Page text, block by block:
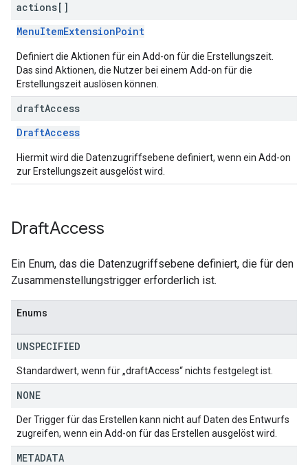
actions[]
MenuItemExtensionPoint
Definiert die Aktionen für ein Add-on für die Erstellungszeit.
Das sind Aktionen, die Nutzer bei einem Add-on für die
Erstellungszeit auslösen können.
draftAccess
DraftAccess
Hiermit wird die Datenzugriffsebene definiert, wenn ein Add-on
zur Erstellungszeit ausgelöst wird.
DraftAccess
Ein Enum, das die Datenzugriffsebene definiert, die für den
Zusammenstellungstrigger erforderlich ist.
Enums
UNSPECIFIED
Standardwert, wenn für „draftAccess“ nichts festgelegt ist.
NONE
Der Trigger für das Erstellen kann nicht auf Daten des Entwurfs
zugreifen, wenn ein Add-on für das Erstellen ausgelöst wird.
METADATA